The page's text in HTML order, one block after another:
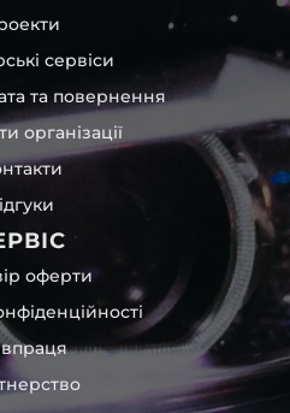
сервіси
та повернення
організації
оферти